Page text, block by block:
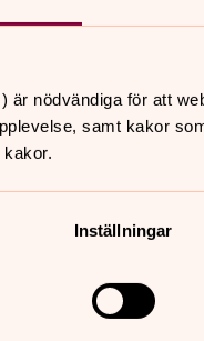
är nödvändiga för att
samt kakor
Inställningar
vi?
lämnar du också in
en blankett eller i
få bidrag från
att